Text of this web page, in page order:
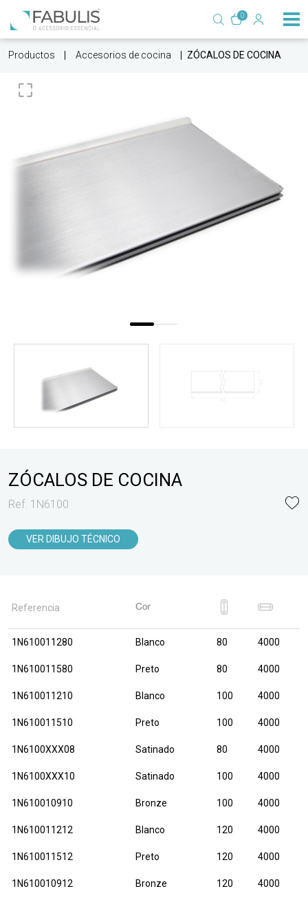
0
Productos Accesorios de cocina ZÓCALOS DE COCINA
ZÓCALOS DE COCINA
Ref. 1N6100
VER DIBUJO TÉCNICO
Referencia
1N610011280 Blanco 80 4000
1N610011580 Preto 80 4000
1N610011210 Blanco 100 4000
1N610011510 Preto 100 4000
1N6100XXX08 Satinado 80 4000
1N6100XXX10 Satinado 100 4000
1N610010910 Bronze 100 4000
1N610011212 Blanco 120 4000
1N610011512 Preto 120 4000
1N610010912 Bronze 120 4000